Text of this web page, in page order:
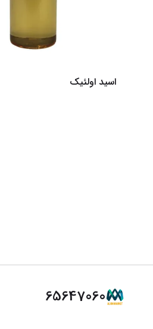
اسید اولئیک
65647060